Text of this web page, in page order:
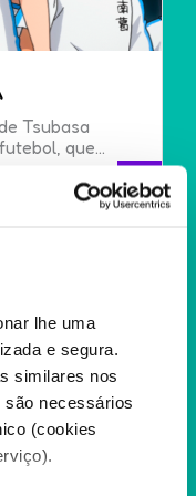
lhe uma
e segura.
similares nos
necessários
(cookies
Tsubasa
que...
+